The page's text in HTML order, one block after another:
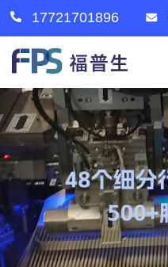
17721701896